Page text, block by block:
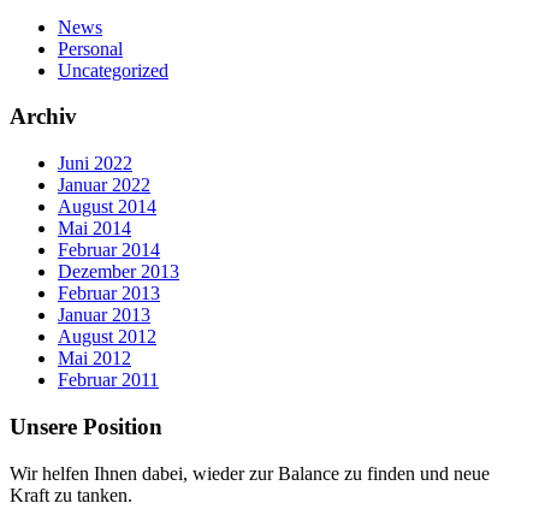
News
Personal
Uncategorized
Archiv
Juni 2022
Januar 2022
August 2014
Mai 2014
Februar 2014
Dezember 2013
Februar 2013
Januar 2013
August 2012
Mai 2012
Februar 2011
Unsere Position
Wir helfen Ihnen dabei, wieder zur Balance zu finden und neue
Kraft zu tanken.